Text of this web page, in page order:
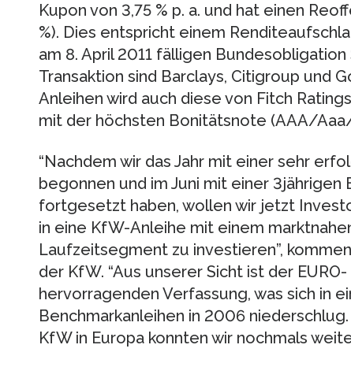
Kupon von 3,75 % p. a. und hat einen
%). Dies entspricht einem
am 8. April 2011 fälligen
Transaktion sind Barclays, Citigroup und
Anleihen wird auch diese von Fitch
mit der höchsten Bonitätsnote (AAA/
“Nachdem wir das Jahr mit einer sehr
begonnen und im Juni mit einer 3jährigen
fortgesetzt haben, wollen wir jetzt
in eine KfW-Anleihe mit einem
Laufzeitsegment zu investieren”,
der KfW. “Aus unserer Sicht ist der
hervorragenden Verfassung, was sich in
Benchmarkanleihen in 2006
KfW in Europa konnten wir nochmals